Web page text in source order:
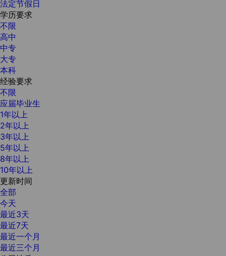
法定节假日
学历要求
不限
高中
中专
大专
本科
经验要求
不限
应届毕业生
1年以上
2年以上
3年以上
5年以上
8年以上
10年以上
更新时间
全部
今天
最近3天
最近7天
最近一个月
最近三个月